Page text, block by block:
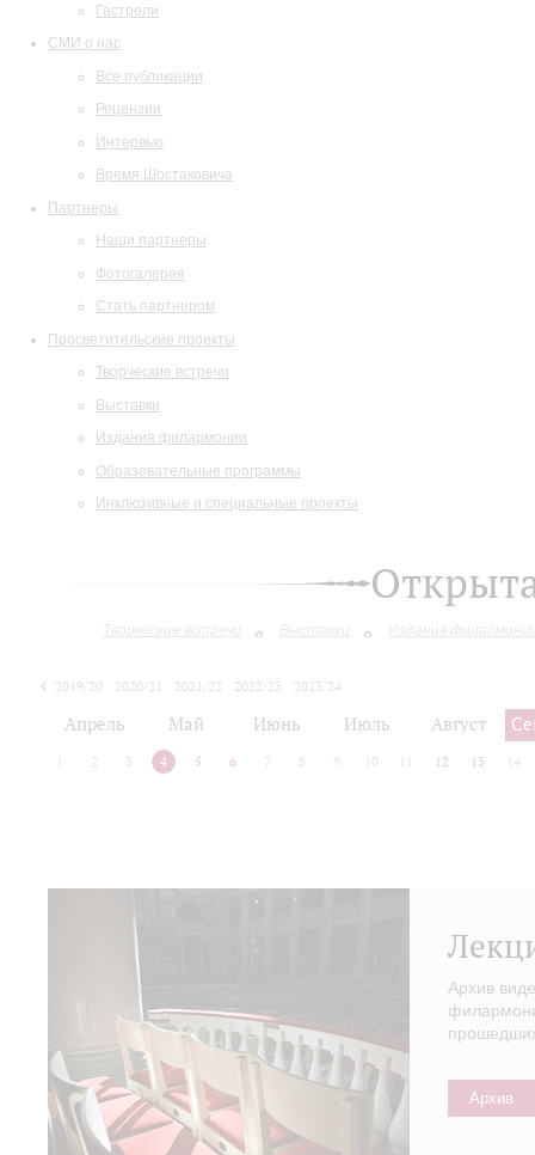
Гастроли
СМИ о нас
Все публикации
Рецензии
Интервью
Время Шостаковича
Партнеры
Наши партнеры
Фотогалерея
Стать партнером
Просветительские проекты
Творческие встречи
Выставки
Издания филармонии
Образовательные программы
Инклюзивные и специальные проекты
Творческие встречи Выставки Издания
2019/20 2020/21 2021/22 2022/23
2023/24
Апрель Май Июнь Июль Август
2 3 4 5 6 7 8 9 10 12 13 14
Архив
Архив